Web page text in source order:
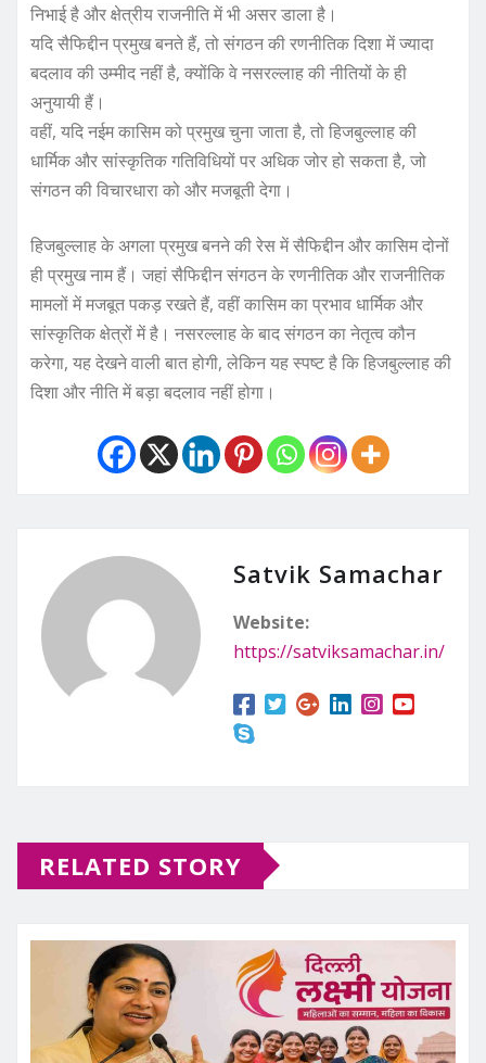
निभाई है और क्षेत्रीय राजनीति में भी असर डाला है।
यदि सैफिद्दीन प्रमुख बनते हैं, तो संगठन की रणनीतिक दिशा में ज्यादा
बदलाव की उम्मीद नहीं है, क्योंकि वे नसरल्लाह की नीतियों के ही
अनुयायी हैं।
वहीं, यदि नईम कासिम को प्रमुख चुना जाता है, तो हिजबुल्लाह की
धार्मिक और सांस्कृतिक गतिविधियों पर अधिक जोर हो सकता है, जो
संगठन की विचारधारा को और मजबूती देगा।
हिजबुल्लाह के अगला प्रमुख बनने की रेस में सैफिद्दीन और कासिम दोनों
ही प्रमुख नाम हैं। जहां सैफिद्दीन संगठन के रणनीतिक और राजनीतिक
मामलों में मजबूत पकड़ रखते हैं, वहीं कासिम का प्रभाव धार्मिक और
सांस्कृतिक क्षेत्रों में है। नसरल्लाह के बाद संगठन का नेतृत्व कौन
करेगा, यह देखने वाली बात होगी, लेकिन यह स्पष्ट है कि हिजबुल्लाह की
दिशा और नीति में बड़ा बदलाव नहीं होगा।
Satvik Samachar
Website:
https://satviksamachar.in/
RELATED STORY